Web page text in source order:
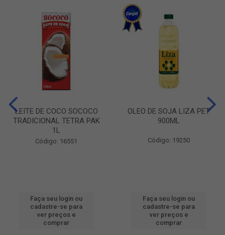
LEITE DE COCO SOCOCO
TRADICIONAL TETRA PAK
1L
Código: 16551
Faça seu login ou
cadastre-se para
ver preços e
comprar
OLEO DE SOJA LIZA PET
900ML
Código: 19250
Faça seu login ou
cadastre-se para
ver preços e
comprar